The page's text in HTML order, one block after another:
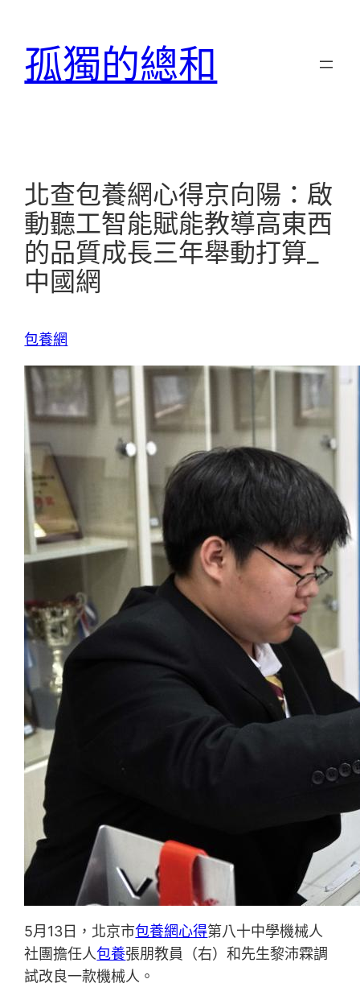
孤獨的總和
北查包養網心得京向陽：啟
動聽工智能賦能教導高東西
的品質成長三年舉動打算_
中國網
包養網
5月13日，北京市包養網心得第八十中學機械人
社團擔任人包養張朋教員（右）和先生黎沛霖調
試改良一款機械人。